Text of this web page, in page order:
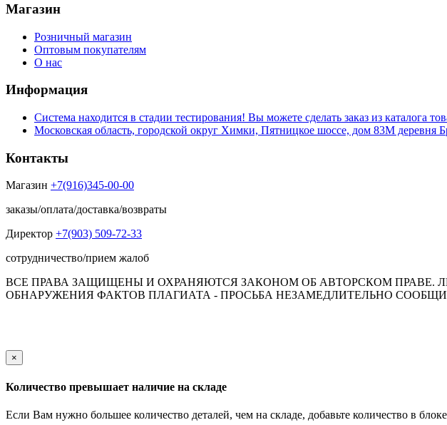
Магазин
Розничный магазин
Оптовым покупателям
О нас
Информация
Система находится в стадии тестирования! Вы можете сделать заказ из каталога
Московская область, городской округ Химки, Пятницкое шоссе, дом 83М деревня
Контакты
Магазин +7(916)345-00-00
заказы/оплата/доставка/возвраты
Директор +7(903) 509-72-33
сотрудничество/прием жалоб
ВСЕ ПРАВА ЗАЩИЩЕНЫ И ОХРАНЯЮТСЯ ЗАКОНОМ ОБ АВТОРСКОМ ПРАВЕ.
ОБНАРУЖЕНИЯ ФАКТОВ ПЛАГИАТА - ПРОСЬБА НЕЗАМЕДЛИТЕЛЬНО
×
Количество превышает наличие на складе
Если Вам нужно большее количество деталей, чем на складе, добавьте количество в